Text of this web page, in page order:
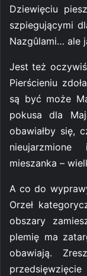
Dziewięciu
szpiegującymi
Nazgûlami… ale
Jest też
Pierścieniu
są być może
pokusa dla
obawiałby się,
mieszanka –
A co do
Orzeł
obszary
plemię ma
obawiają.